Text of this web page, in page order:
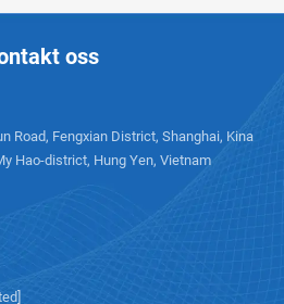
oss
Road, Fengxian District, Shanghai, Kina
Hao-district, Hung Yen, Vietnam